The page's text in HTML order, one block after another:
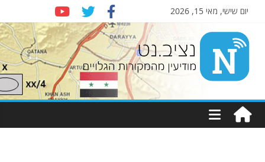
יום שישי, מאי 15, 2026
Nziv.net
מודיעין
מהמקורות